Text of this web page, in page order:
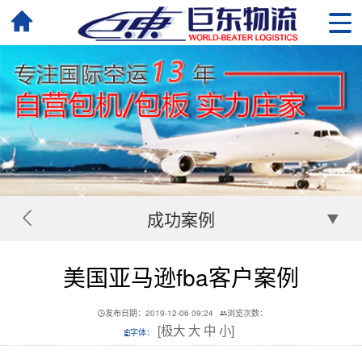
成功案例
美国亚马逊fba客户案例
发布日期：2019-12-06 09:24
浏览次数：
字体：
[极大 大 中 小]